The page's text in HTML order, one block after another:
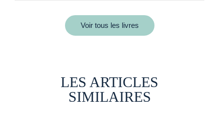
Voir tous les livres
LES ARTICLES
SIMILAIRES